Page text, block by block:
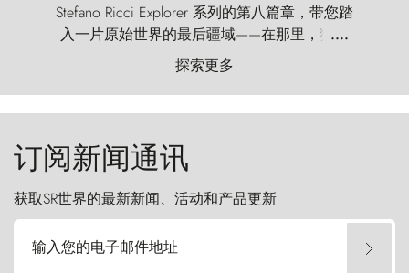
Stefano Ricci Explorer 系列的第八篇章，带您踏
入一片原始世界的最后疆域——在那里，狂风
以远古的怒号雕琢着自然，而百内塔（Torres
del Paine）则宛如石砌的哨兵，傲然向苍穹发
起挑战。
....
探索更多
订阅新闻通讯
获取SR世界的最新新闻、活动和产品更新
输入您的电子邮件地址